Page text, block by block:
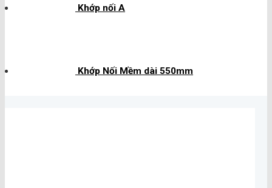
Khớp nối A
Khớp Nối Mềm dài 550mm